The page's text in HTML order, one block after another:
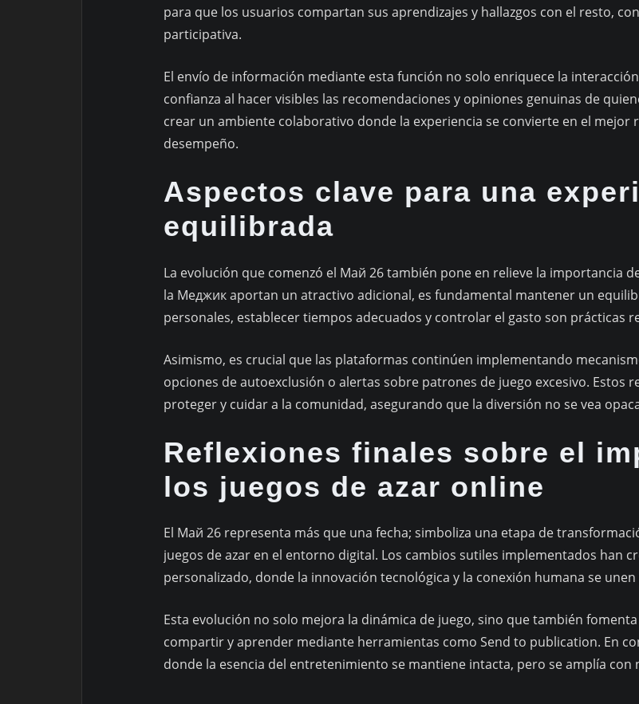
para que los usuarios compartan sus aprendizajes y hallazgos con el resto,
participativa.
El envío de información mediante esta función no solo enriquece la
confianza al hacer visibles las recomendaciones y opiniones genuinas de
crear un ambiente colaborativo donde la experiencia se convierte en el
desempeño.
Aspectos clave para una
equilibrada
La evolución que comenzó el Май 26 también pone en relieve la importancia
la Меджик aportan un atractivo adicional, es fundamental mantener un
personales, establecer tiempos adecuados y controlar el gasto son prácticas
Asimismo, es crucial que las plataformas continúen implementando
opciones de autoexclusión o alertas sobre patrones de juego excesivo. Estos
proteger y cuidar a la comunidad, asegurando que la diversión no se vea
Reflexiones finales sobre el
los juegos de azar online
El Май 26 representa más que una fecha; simboliza una etapa de
juegos de azar en el entorno digital. Los cambios sutiles implementados han
personalizado, donde la innovación tecnológica y la conexión humana se
Esta evolución no solo mejora la dinámica de juego, sino que también
compartir y aprender mediante herramientas como Send to publication. En
donde la esencia del entretenimiento se mantiene intacta, pero se amplía con